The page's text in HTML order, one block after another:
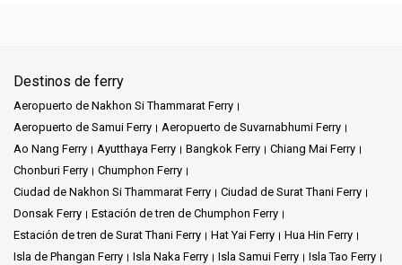
Destinos de ferry
Aeropuerto de Nakhon Si Thammarat Ferry
Aeropuerto de Samui Ferry
Aeropuerto de Suvarnabhumi Ferry
Ao Nang Ferry
Ayutthaya Ferry Bangkok Ferry
Chiang Mai Ferry
Chonburi Ferry
Chumphon Ferry
Ciudad de Nakhon Si Thammarat Ferry
Ciudad de Surat Thani Ferry
Donsak Ferry
Estación de tren de Chumphon Ferry
Estación de tren de Surat Thani Ferry
Hat Yai Ferry
Hua Hin Ferry
Isla de Phangan Ferry
Isla Naka Ferry Isla Samui Ferry
Isla Tao Ferry